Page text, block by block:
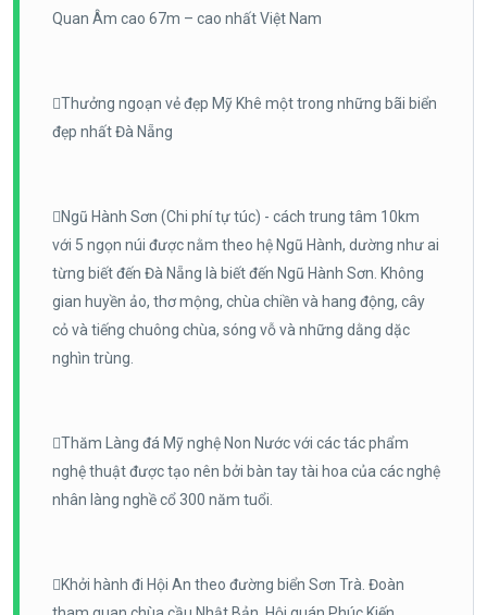
Quan Âm cao 67m – cao nhất Việt Nam
Thưởng ngoạn vẻ đẹp Mỹ Khê một trong những bãi biển
đẹp nhất Đà Nẵng
Ngũ Hành Sơn (Chi phí tự túc) - cách trung tâm 10km
với 5 ngọn núi được nằm theo hệ Ngũ Hành, dường như ai
từng biết đến Đà Nẵng là biết đến Ngũ Hành Sơn. Không
gian huyền ảo, thơ mộng, chùa chiền và hang động, cây
cỏ và tiếng chuông chùa, sóng vỗ và những dằng dặc
nghìn trùng.
Thăm Làng đá Mỹ nghệ Non Nước với các tác phẩm
nghệ thuật được tạo nên bởi bàn tay tài hoa của các nghệ
nhân làng nghề cổ 300 năm tuổi.
Khởi hành đi Hội An theo đường biển Sơn Trà. Đoàn